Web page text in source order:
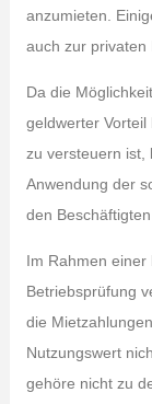
anzumieten.
auch zur privaten
Da die
geldwerter
zu versteuern ist,
Anwendung der
den
Im Rahmen
Betriebsprüfung
die
Nutzungswert
gehöre nicht zu